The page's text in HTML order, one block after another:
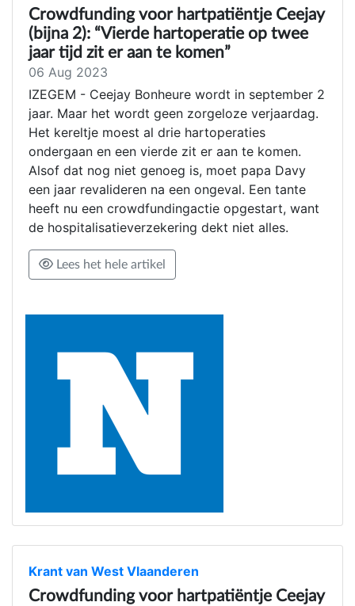
Crowdfunding voor hartpatiëntje Ceejay
(bijna 2): “Vierde hartoperatie op twee
jaar tijd zit er aan te komen”
06 Aug 2023
IZEGEM - Ceejay Bonheure wordt in september 2
jaar. Maar het wordt geen zorgeloze verjaardag.
Het kereltje moest al drie hartoperaties
ondergaan en een vierde zit er aan te komen.
Alsof dat nog niet genoeg is, moet papa Davy
een jaar revalideren na een ongeval. Een tante
heeft nu een crowdfundingactie opgestart, want
de hospitalisatieverzekering dekt niet alles.
Lees het hele artikel
Krant van West Vlaanderen
Crowdfunding voor hartpatiëntje Ceejay